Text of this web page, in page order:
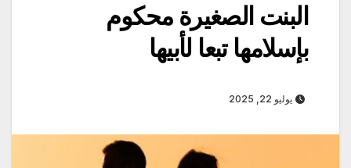
البنت الصغيرة محكوم
بإسلامها تبعا لأبيها
يوليو 22, 2025